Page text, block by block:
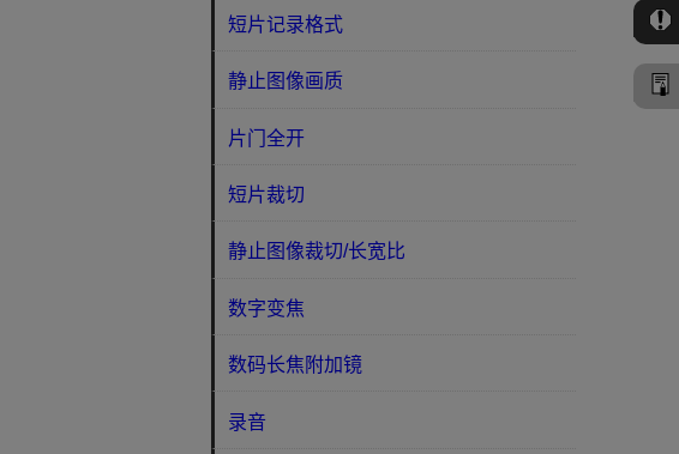
短片记录格式
静止图像画质
片门全开
短片裁切
静止图像裁切/长宽比
数字变焦
数码长焦附加镜
录音